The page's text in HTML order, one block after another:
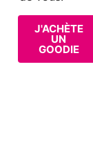
J'ACHÈTE
UN
GOODIE